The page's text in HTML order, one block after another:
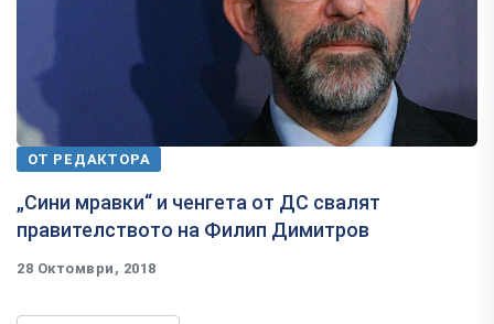
ОТ РЕДАКТОРА
„Сини мравки“ и ченгета от ДС свалят
правителството на Филип Димитров
28 Октомври, 2018